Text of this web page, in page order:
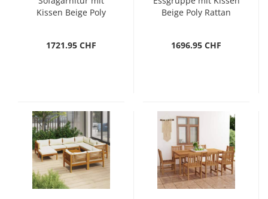
Kissen Beige Poly
1721.95 CHF
Beige Poly Rattan
1696.95 CHF